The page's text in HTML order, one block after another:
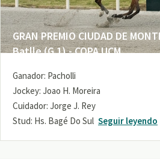
GRAN PREMIO CIUDAD DE
Batlle (G 1) - COPA UCM
Ganador: Pacholli
Jockey: Joao H. Moreira
Cuidador: Jorge J. Rey
Stud: Hs. Bagé Do Sul Seguir leyendo